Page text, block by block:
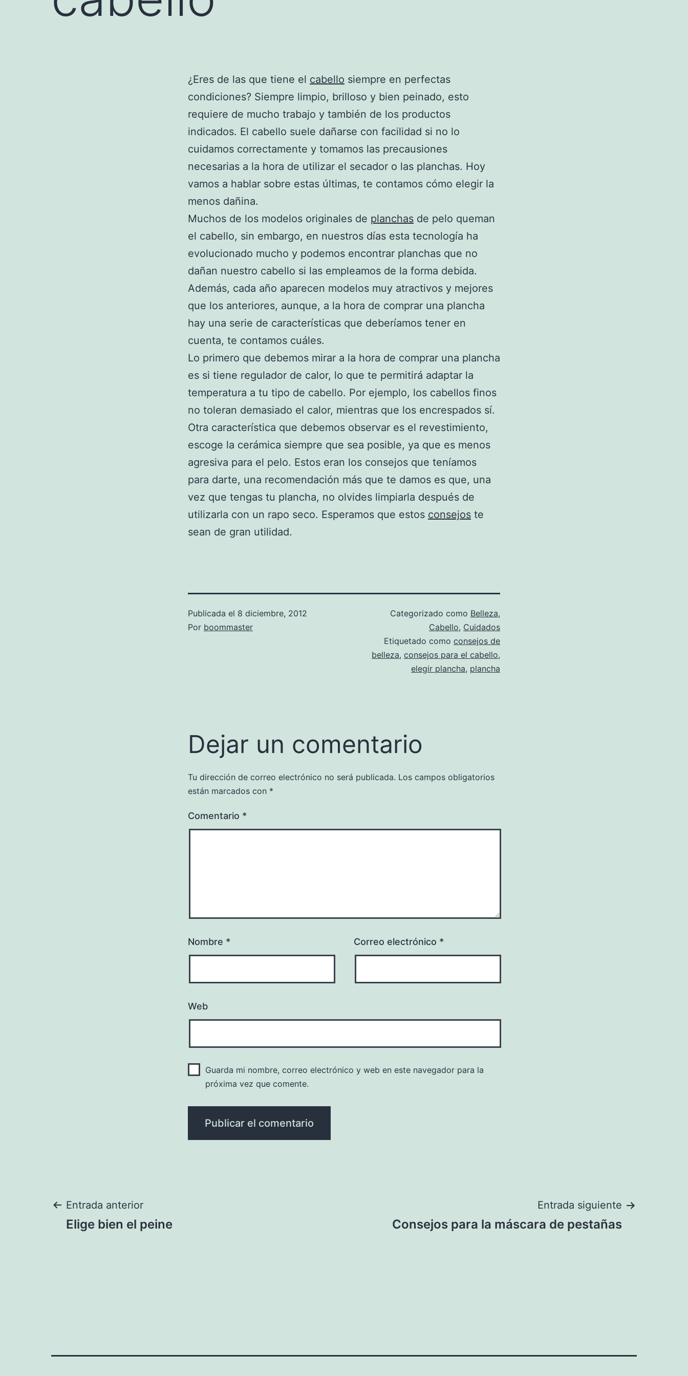
¿Eres de las que tiene el cabello siempre en perfectas
condiciones? Siempre limpio, brilloso y bien peinado, esto
requiere de mucho trabajo y también de los productos
indicados. El cabello suele dañarse con facilidad si no lo
cuidamos correctamente y tomamos las precausiones
necesarias a la hora de utilizar el secador o las planchas. Hoy
vamos a hablar sobre estas últimas, te contamos cómo elegir la
menos dañina.
Muchos de los modelos originales de planchas de pelo queman
el cabello, sin embargo, en nuestros días esta tecnología ha
evolucionado mucho y podemos encontrar planchas que no
dañan nuestro cabello si las empleamos de la forma debida.
Además, cada año aparecen modelos muy atractivos y mejores
que los anteriores, aunque, a la hora de comprar una plancha
hay una serie de características que deberíamos tener en
cuenta, te contamos cuáles.
Lo primero que debemos mirar a la hora de comprar una plancha
es si tiene regulador de calor, lo que te permitirá adaptar la
temperatura a tu tipo de cabello. Por ejemplo, los cabellos finos
no toleran demasiado el calor, mientras que los encrespados sí.
Otra característica que debemos observar es el revestimiento,
escoge la cerámica siempre que sea posible, ya que es menos
agresiva para el pelo. Estos eran los consejos que teníamos
para darte, una recomendación más que te damos es que, una
vez que tengas tu plancha, no olvides limpiarla después de
utilizarla con un rapo seco. Esperamos que estos consejos te
sean de gran utilidad.
Publicada el 8 diciembre, 2012
Por boommaster
Categorizado como Belleza,
Cabello, Cuidados
Etiquetado como consejos de
belleza, consejos para el cabello,
elegir plancha, plancha
Dejar un comentario
Tu dirección de correo electrónico no será publicada. Los campos obligatorios
están marcados con *
Comentario *
Nombre * Correo electrónico *
Web
Guarda mi nombre, correo electrónico y web en este navegador para la
próxima vez que comente.
Navegación
Entrada anterior
Elige bien el peine
Entrada siguiente
Consejos para la máscara de pestañas